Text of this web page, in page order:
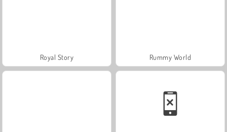
Royal Story Rummy World